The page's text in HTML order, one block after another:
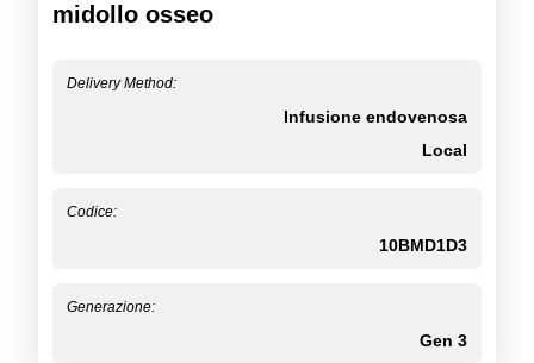
midollo osseo
Delivery Method:
Infusione endovenosa
Local
Codice:
10BMD1D3
Generazione:
Gen 3